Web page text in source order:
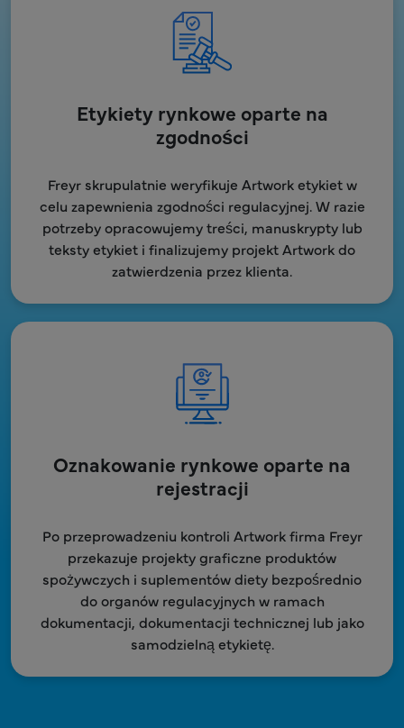
Etykiety rynkowe oparte na
zgodności
Freyr skrupulatnie weryfikuje Artwork etykiet w
celu zapewnienia zgodności regulacyjnej. W razie
potrzeby opracowujemy treści, manuskrypty lub
teksty etykiet i finalizujemy projekt Artwork do
zatwierdzenia przez klienta.
Oznakowanie rynkowe oparte na
rejestracji
Po przeprowadzeniu kontroli Artwork firma Freyr
przekazuje projekty graficzne produktów
spożywczych i suplementów diety bezpośrednio
do organów regulacyjnych w ramach
dokumentacji, dokumentacji technicznej lub jako
samodzielną etykietę.